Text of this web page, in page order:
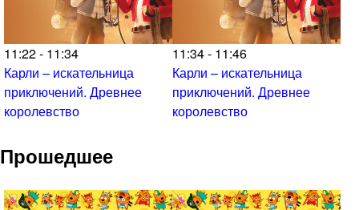
11:22 - 11:34
Карли – искательница
приключений. Древнее
королевство
11:34 - 11:46
Карли – искательница
приключений. Древнее
королевство
Прошедшее